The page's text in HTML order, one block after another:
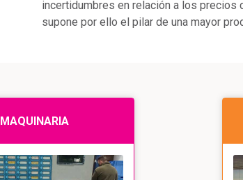
incertidumbres en relación a los precios
supone por ello el pilar de una mayor
MAQUINARIA